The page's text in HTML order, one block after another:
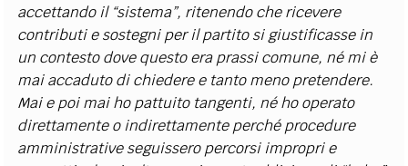
accettando il “sistema”, ritenendo che ricevere
contributi e sostegni per il partito si giustificasse in
un contesto dove questo era prassi comune, né mi è
mai accaduto di chiedere e tanto meno pretendere.
Mai e poi mai ho pattuito tangenti, né ho operato
direttamente o indirettamente perché procedure
amministrative seguissero percorsi impropri e